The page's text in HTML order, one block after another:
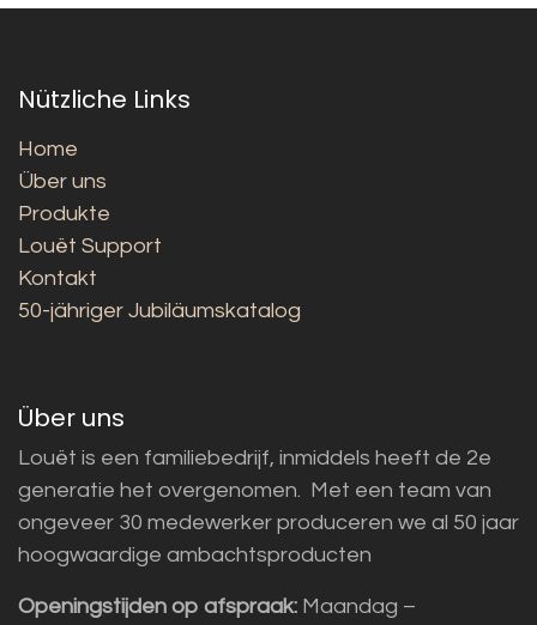
Nützliche Links
Home
Über uns
Produkte
Louët Support
Kontakt
50-jähriger Jubiläumskatalog
Über uns
Louët is een familiebedrijf, inmiddels heeft de 2e
generatie het overgenomen. Met een team van
ongeveer 30 medewerker produceren we al 50 jaar
hoogwaardige ambachtsproducten
Openingstijden op afspraak: Maandag –